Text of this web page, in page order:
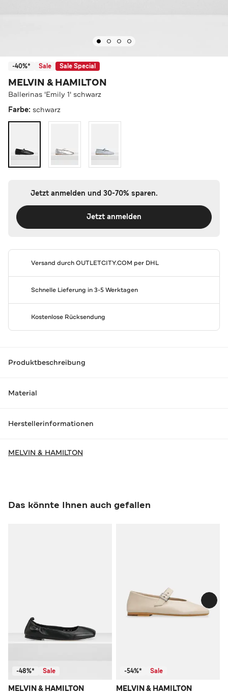
-40%* Sale Sale Special
MELVIN & HAMILTON
Ballerinas 'Emily 1' schwarz
Farbe: schwarz
Jetzt anmelden und 30-70% sparen.
Jetzt anmelden
Versand durchOUTLETCITY.COM per DHL
Schnelle Lieferung in 3-5 Werktagen
Kostenlose Rücksendung
Produktbeschreibung
Material
Herstellerinformationen
MELVIN & HAMILTON
Das könnte Ihnen auch gefallen
-48%* Sale
MELVIN & HAMILTON
-54%* Sale
MELVIN & HAMILTON